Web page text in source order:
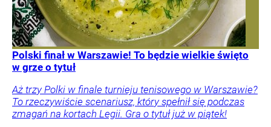
Polski finał w Warszawie! To będzie wielkie święto
w grze o tytuł
Aż trzy Polki w finale turnieju tenisowego w Warszawie?
To rzeczywiście scenariusz, który spełnił się podczas
zmagań na kortach Legii. Gra o tytuł już w piątek!